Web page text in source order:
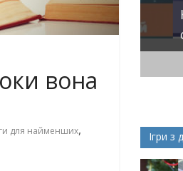
вона
для найменших,
(слова та
Ігри з